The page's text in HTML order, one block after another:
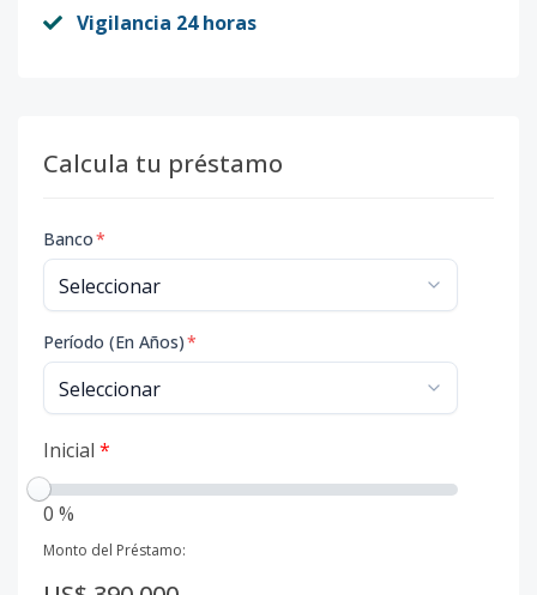
Vigilancia 24 horas
Calcula tu préstamo
Banco*
Período (En Años)*
Inicial *
0 %
Monto del Préstamo: